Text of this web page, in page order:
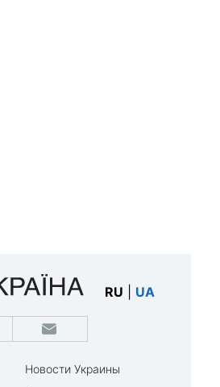
RU UA
Новости Украины